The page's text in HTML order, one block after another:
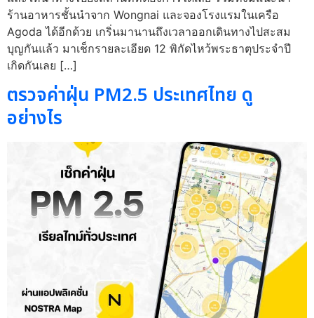
ร้านอาหารชั้นนำจาก Wongnai และจองโรงแรมในเครือ
Agoda ได้อีกด้วย เกริ่นมานานถึงเวลาออกเดินทางไปสะสม
บุญกันแล้ว มาเช็กรายละเอียด 12 พิกัดไหว้พระธาตุประจำปี
เกิดกันเลย […]
ตรวจค่าฝุ่น PM2.5 ประเทศไทย ดู
อย่างไร